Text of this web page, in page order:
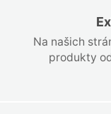
Na našich
produkty